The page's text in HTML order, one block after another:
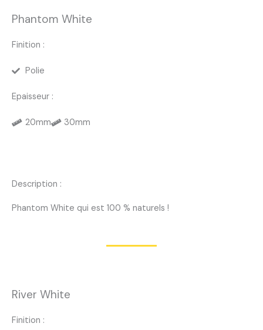
Phantom White
Finition :
Polie
Epaisseur :
20mm 30mm
Description :
Phantom White qui est 100 % naturels !
River White
Finition :